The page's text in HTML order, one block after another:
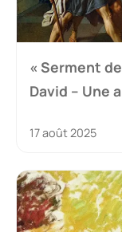
« Serment
David – Une
17 août 2025